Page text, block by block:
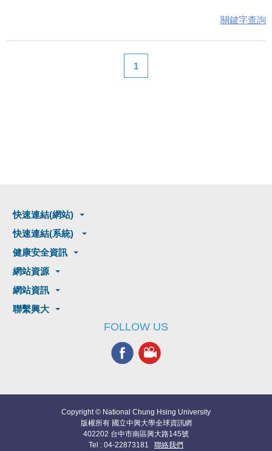
關鍵字查詢
1
快速連結(網站)
快速連結(系統)
健康安全資訊
網站資源
網站資訊
聯繫興大
FOLLOW US
Copyright © National Chung Hsing University
版權所有 國立中興大學全球資訊網
402202 台中市南區興大路145號
Tel : 04-22873181 聯絡我們